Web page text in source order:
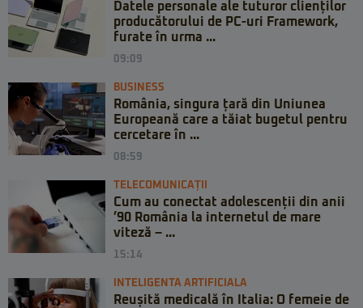
Datele personale ale tuturor clienților
producătorului de PC-uri Framework,
furate în urma ...
09:09
BUSINESS
România, singura țară din Uniunea
Europeană care a tăiat bugetul pentru
cercetare în ...
08:59
TELECOMUNICAȚII
Cum au conectat adolescenții din anii
’90 România la internetul de mare
viteză – ...
15:14
INTELIGENTA ARTIFICIALA
Reușită medicală în Italia: O femeie de